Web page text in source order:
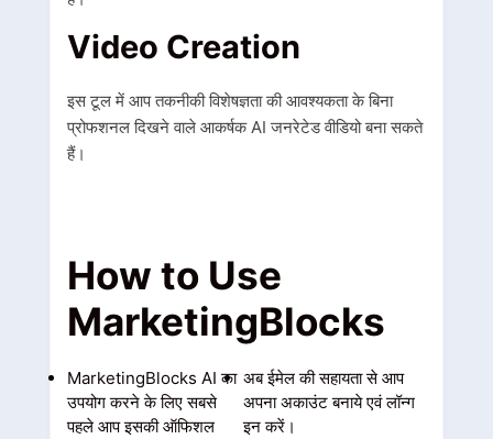
Video Creation
इस टूल में आप तकनीकी विशेषज्ञता की आवश्यकता के बिना
प्रोफशनल दिखने वाले आकर्षक AI जनरेटेड वीडियो बना सकते
हैं।
How to Use
MarketingBlocks
MarketingBlocks AI का
उपयोग करने के लिए सबसे
पहले आप इसकी ऑफिशल
अब ईमेल की सहायता से आप
अपना अकाउंट बनाये एवं लॉन्ग
इन करें।